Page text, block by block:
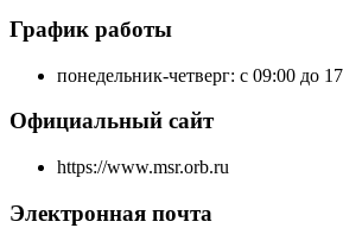
График работы
понедельник-четверг: с 09:00 до
Официальный сайт
https://www.msr.orb.ru
Электронная почта